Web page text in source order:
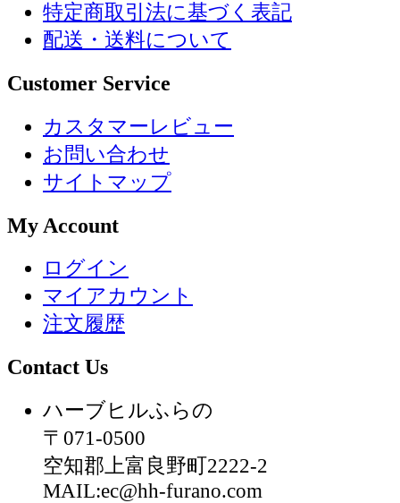
特定商取引法に基づく表記
配送・送料について
Customer Service
カスタマーレビュー
お問い合わせ
サイトマップ
My Account
ログイン
マイアカウント
注文履歴
Contact Us
ハーブヒルふらの
〒071-0500
空知郡上富良野町2222-2
MAIL:ec@hh-furano.com